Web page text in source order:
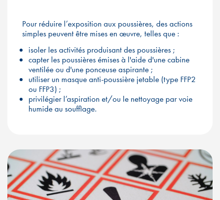
Pour réduire l’exposition aux poussières, des actions
simples peuvent être mises en œuvre, telles que :
isoler les activités produisant des poussières ;
capter les poussières émises à l'aide d'une cabine
ventilée ou d'une ponceuse aspirante ;
utiliser un masque anti-poussière jetable (type FFP2
ou FFP3) ;
privilégier l’aspiration et/ou le nettoyage par voie
humide au soufflage.